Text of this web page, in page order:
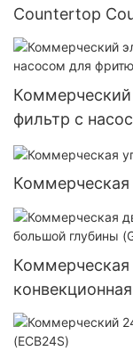
Countertop
фильтр с
Коммерческая
(GCO511S)